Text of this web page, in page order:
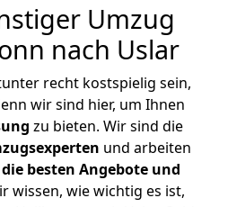
Umzug
nach Uslar
recht kostspielig sein,
wir sind hier, um Ihnen
zu bieten. Wir sind die
und arbeiten
die besten Angebote und
wissen, wie wichtig es ist,